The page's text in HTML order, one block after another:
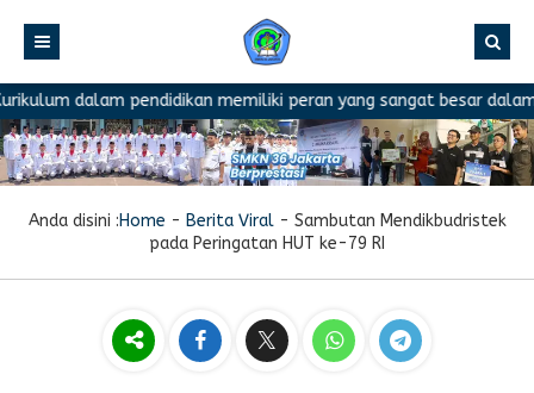
dalam pendidikan memiliki peran yang sangat besar dalam
Anda disini :Home - Berita Viral- Sambutan Mendikbudristek
pada Peringatan HUT ke-79 RI